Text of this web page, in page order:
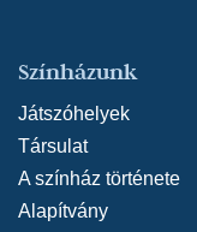
Színházunk
Játszóhelyek
Társulat
A színház története
Alapítvány